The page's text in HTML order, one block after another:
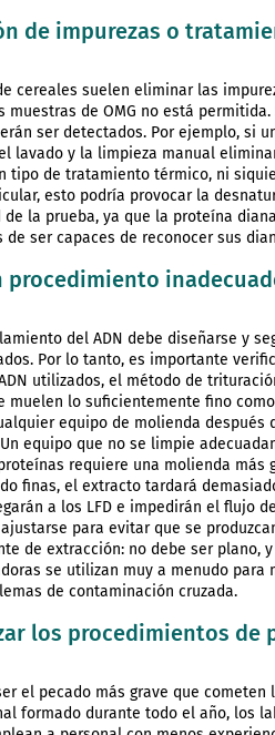
de impurezas o
cereales suelen eliminar las
muestras de OMG no está
ser detectados. Por ejemplo, si
lavado y la limpieza manual
tipo de tratamiento térmico, ni
esto podría provocar la
la prueba, ya que la proteína
de ser capaces de reconocer sus
procedimiento
del ADN debe diseñarse y
Por lo tanto, es importante
utilizados, el método de
muelen lo suficientemente fino
equipo de molienda después
Un equipo que no se limpie
requiere una molienda
finas, el extracto tardará
a los LFD e impedirán el flujo
ajustarse para evitar que se
de extracción: no debe ser plano,
se utilizan muy a menudo
de contaminación cruzada.
los procedimientos de
el pecado más grave que
formado durante todo el año, los